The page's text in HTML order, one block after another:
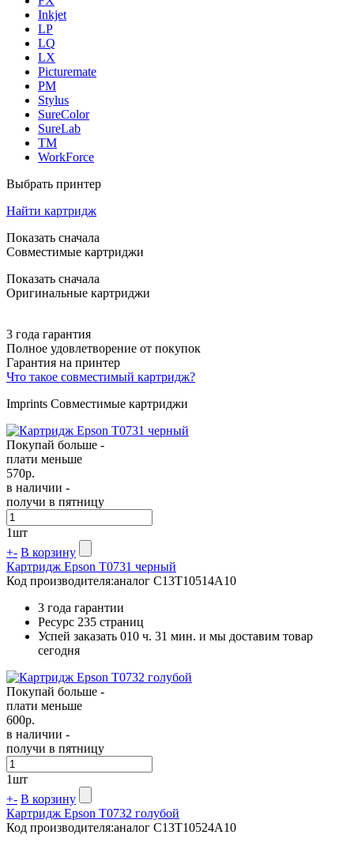
Inkjet
LP
LQ
LX
Picturemate
PM
Stylus
SureColor
SureLab
TM
WorkForce
Выбрать принтер
Найти картридж
Показать сначала
Совместимые картриджи
Показать сначала
Оригинальные картриджи
3 года гарантия
Полное удовлетворение от покупок
Гарантия на принтер
Что такое совместимый картридж?
Imprints Совместимые картриджи
Покупай больше -
плати меньше
570р.
в наличии -
получи в пятницу
1шт
+- В корзину
Картридж Epson T0731 черный
Код производителя:аналог C13T10514A10
3 года гарантии
Ресурс 235 страниц
Успей заказать 010 ч. 31 мин. и мы доставим товар
сегодня
Покупай больше -
плати меньше
600р.
в наличии -
получи в пятницу
1шт
+- В корзину
Картридж Epson T0732 голубой
Код производителя:аналог C13T10524A10